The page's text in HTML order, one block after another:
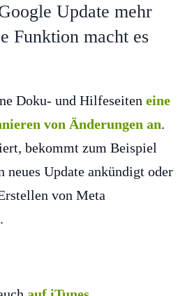
Update mehr
Funktion macht es
Doku- und Hilfeseiten eine
von Änderungen an.
bekommt zum Beispiel
neues Update ankündigt oder
von Meta